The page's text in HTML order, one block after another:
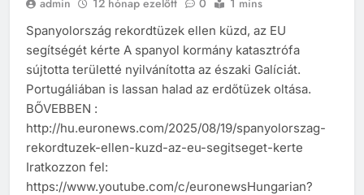
Spanyolország rekordtüzek ellen küzd, az EU
segítségét kérte A spanyol kormány katasztrófa
sújtotta területté nyilvánította az északi Galíciát.
Portugáliában is lassan halad az erdőtüzek oltása.
BŐVEBBEN :
http://hu.euronews.com/2025/08/19/spanyolorszag-
rekordtuzek-ellen-kuzd-az-eu-segitseget-kerte
Iratkozzon fel:
https://www.youtube.com/c/euronewsHungarian?